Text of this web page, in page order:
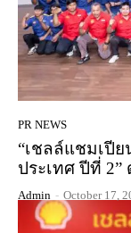
PR NEWS
“เชลล์แชมเปี
ประเทศ ปีที่
Admin - October 17,